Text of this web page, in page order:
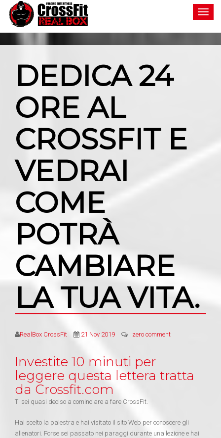
Toggle
DEDICA 24
ORE AL
CROSSFIT E
VEDRAI
COME
POTRÀ
CAMBIARE
LA TUA VITA.
RealBox CrossFit 21 Nov 2019 zero comment
Investite 10 minuti per
leggere questa lettera tratta
da Crossfit.com
Ti sei quasi deciso a cominciare a fare CrossFit.
Hai scelto la palestra e hai visitato il sito Web per conoscere gli
allenatori. Forse sei passato nei paraggi durante una lezione e hai